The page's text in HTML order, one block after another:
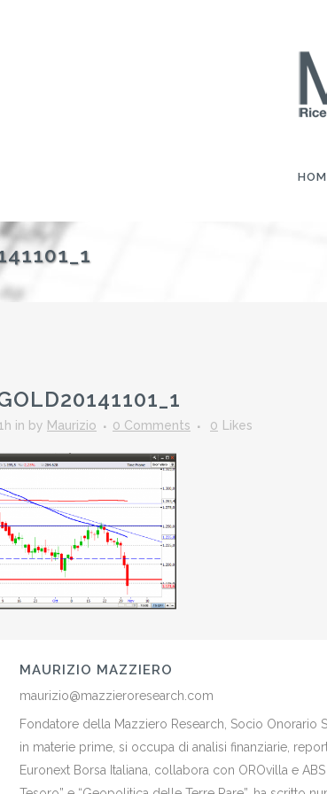
in by Maurizio 0 Comments 0 Likes
MAURIZIO MAZZIERO
maurizio@mazzieroresearch.com
Fondatore della Mazziero Research, Socio Onorario
in materie prime, si occupa di analisi finanziarie,
Euronext Borsa Italiana, collabora con OROvilla e